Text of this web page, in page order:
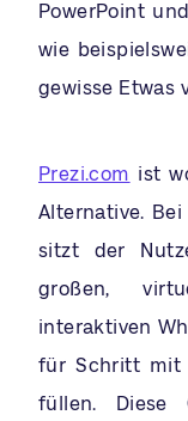
PowerPoint
wie
gewisse Etwas
Prezi.com ist
Alternative.
sitzt der
großen,
interaktiven
für Schritt mit
füllen. Diese